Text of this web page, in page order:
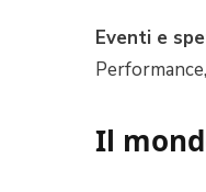
Eventi e
Il